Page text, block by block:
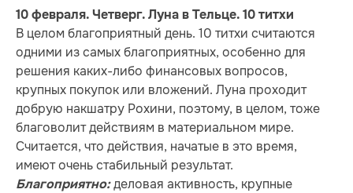
10 февраля. Четверг. Луна в Тельце. 10 титхи
В целом благоприятный день. 10 титхи считаются
одними из самых благоприятных, особенно для
решения каких-либо финансовых вопросов,
крупных покупок или вложений. Луна проходит
добрую накшатру Рохини, поэтому, в целом, тоже
благоволит действиям в материальном мире.
Считается, что действия, начатые в это время,
имеют очень стабильный результат.
Благоприятно:деловая активность, крупные